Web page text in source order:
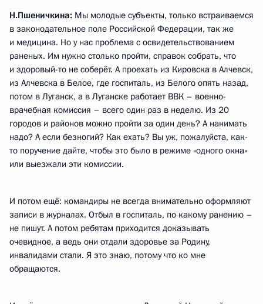
Н.Пшеничкина: Мы молодые субъекты, только встраиваемся
в законодательное поле Российской Федерации, так же
и медицина. Но у нас проблема с освидетельствованием
раненых. Им нужно столько пройти, справок собрать, что
и здоровый-то не соберёт. А проехать из Кировска в Алчевск,
из Алчевска в Белое, где госпиталь, из Белого опять назад,
потом в Луганск, а в Луганске работает ВВК – военно-
врачебная комиссия – всего один раз в неделю. Из 20
городов и районов можно пройти за один день? А нанимать
надо? А если безногий? Как ехать? Вы уж, пожалуйста, как-
то поручение дайте, чтобы это было в режиме «одного окна»
или выезжали эти комиссии.
И потом ещё: командиры не всегда внимательно оформляют
записи в журналах. Отбыл в госпиталь, по какому ранению –
не пишут. А потом ребятам приходится доказывать
очевидное, а ведь они отдали здоровье за Родину,
инвалидами стали. Я это знаю, потому что ко мне
обращаются.